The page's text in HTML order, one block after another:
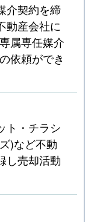
介契約を締
動産会社に
属専任媒介
依頼ができ
ト・チラシ
)など不動
し売却活動